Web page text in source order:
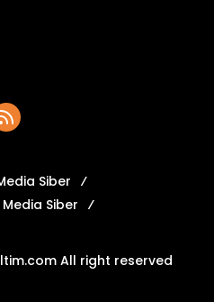
Siber
Siber
All right reserved